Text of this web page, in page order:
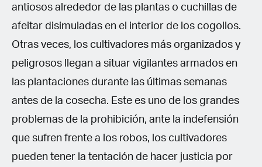
antiosos alrededor de las plantas o cuchillas de
afeitar disimuladas en el interior de los cogollos.
Otras veces, los cultivadores más organizados y
peligrosos llegan a situar vigilantes armados en
las plantaciones durante las últimas semanas
antes de la cosecha. Este es uno de los grandes
problemas de la prohibición, ante la indefensión
que sufren frente a los robos, los cultivadores
pueden tener la tentación de hacer justicia por